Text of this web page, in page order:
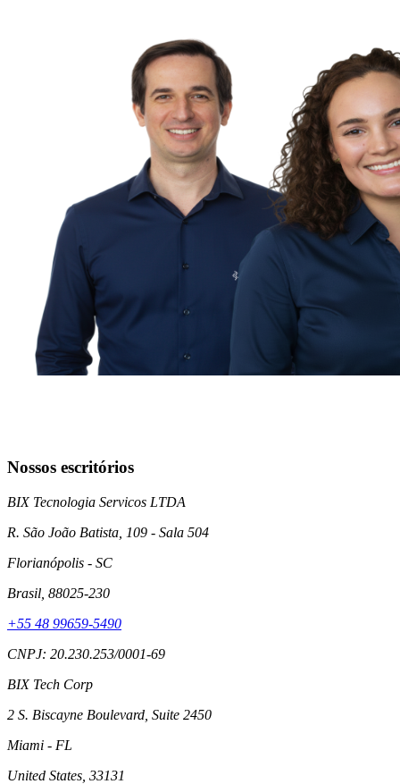
Nossos escritórios
BIX Tecnologia Servicos LTDA
R. São João Batista, 109 - Sala 504
Florianópolis - SC
Brasil , 88025-230
+55 48 99659-5490
CNPJ: 20.230.253/0001-69
BIX Tech Corp
2 S. Biscayne Boulevard, Suite 2450
Miami - FL
United States , 33131